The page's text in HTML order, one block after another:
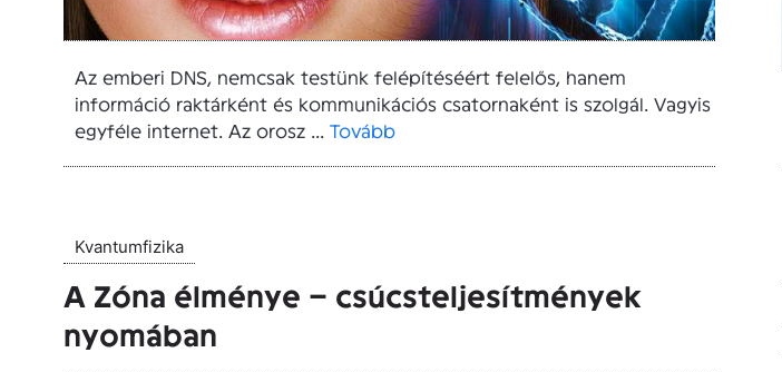
Az emberi DNS, nemcsak testünk felépítéséért felelős, hanem
információ raktárként és kommunikációs csatornaként is szolgál. Vagyis
egyféle internet. Az orosz ... Tovább
Kvantumfizika
A Zóna élménye – csúcsteljesítmények
nyomában